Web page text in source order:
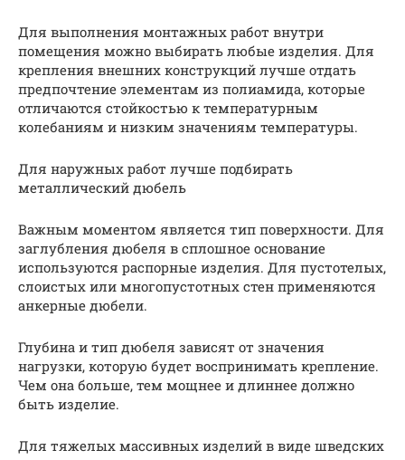
Для выполнения монтажных работ внутри
помещения можно выбирать любые изделия. Для
крепления внешних конструкций лучше отдать
предпочтение элементам из полиамида, которые
отличаются стойкостью к температурным
колебаниям и низким значениям температуры.
Для наружных работ лучше подбирать
металлический дюбель
Важным моментом является тип поверхности. Для
заглубления дюбеля в сплошное основание
используются распорные изделия. Для пустотелых,
слоистых или многопустотных стен применяются
анкерные дюбели.
Глубина и тип дюбеля зависят от значения
нагрузки, которую будет воспринимать крепление.
Чем она больше, тем мощнее и длиннее должно
быть изделие.
Для тяжелых массивных изделий в виде шведских